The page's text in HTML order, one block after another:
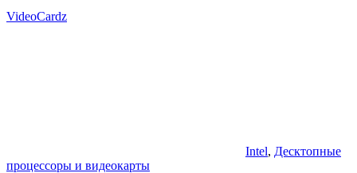
VideoCardz
Intel, Десктопные
процессоры и видеокарты